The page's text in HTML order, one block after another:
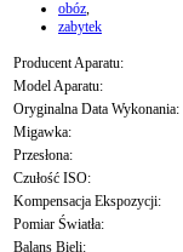
obóz,
zabytek
Producent Aparatu:
Model Aparatu:
Oryginalna Data Wykonania:
Migawka:
Przesłona:
Czułość ISO:
Kompensacja Ekspozycji:
Pomiar Światła:
Balans Bieli: